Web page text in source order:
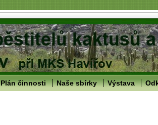
Plán činnosti Naše sbírky Výstava